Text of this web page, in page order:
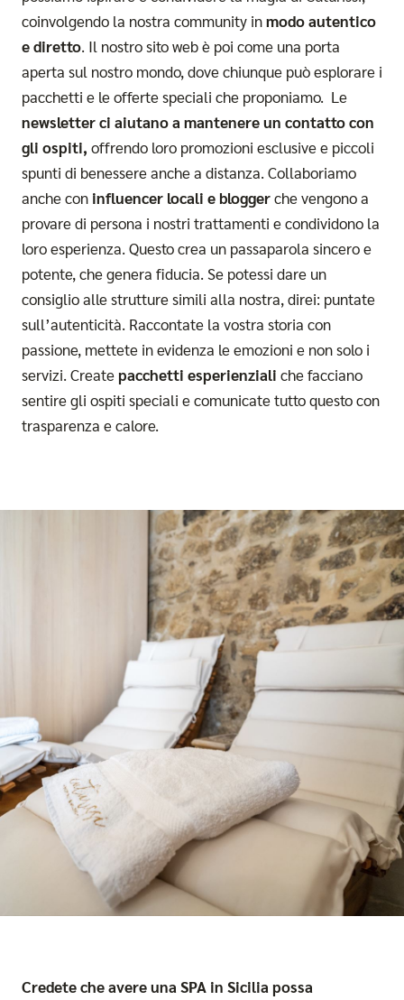
coinvolgendo la nostra community inmodo autentico
e diretto. Il nostro sito web è poi come una porta
aperta sul nostro mondo, dove chiunque può esplorare i
pacchetti e le offerte speciali che proponiamo. Le
newsletter ci aiutano a mantenere un contatto con
gli ospiti, offrendo loro promozioni esclusive e piccoli
spunti di benessere anche a distanza. Collaboriamo
anche con influencer locali e bloggerche vengono a
provare di persona i nostri trattamenti e condividono la
loro esperienza. Questo crea un passaparola sincero e
potente, che genera fiducia. Se potessi dare un
consiglio alle strutture simili alla nostra, direi: puntate
sull’autenticità. Raccontate la vostra storia con
passione, mettete in evidenza le emozioni e non solo i
servizi. Createpacchetti esperienziali che facciano
sentire gli ospiti speciali e comunicate tutto questo con
trasparenza e calore.
Credete che avere una SPA in Sicilia possa